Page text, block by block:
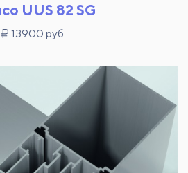
UUS 82 SG
13900 руб.